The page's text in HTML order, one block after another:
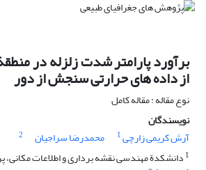
برآورد پارامتر شدت زلزله در
از داده ‏های حرارتی سنجش از دور
نوع مقاله : مقاله کامل
نویسندگان
آرش کریمی زارچی1 محمدرضا سراجیان
2
1 دانشکدة مهندسی نقشه‏ برداری و اطلاعات